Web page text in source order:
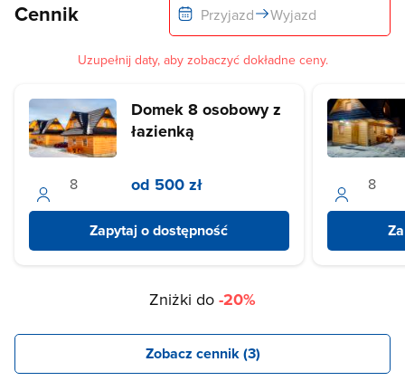
Cennik Przyjazd Wyjazd
Uzupełnij daty, aby zobaczyć dokładne ceny.
Domek 8 osobowy z
łazienką
od 500 zł
Zapytaj o dostępność
Zniżki do -20%
Zobacz cennik (3)